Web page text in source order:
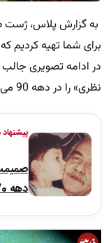
به گزارش پلاس،
برای شما تهیه کردیم
در ادامه تصویری جالب
نظری» را در دهه 90 می بینید.
دهه 70